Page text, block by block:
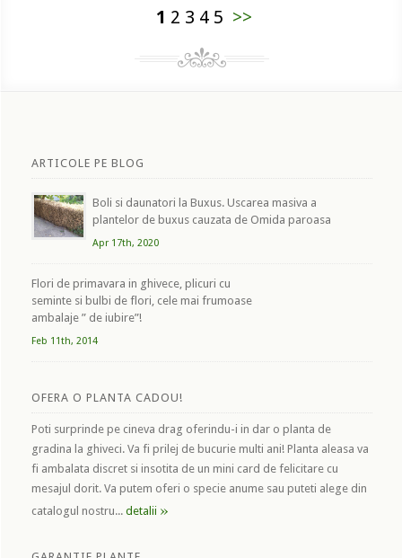
1 2 3 4 5 >>
ARTICOLE PE BLOG
Boli si daunatori la Buxus. Uscarea masiva a
plantelor de buxus cauzata de Omida paroasa
Apr 17th, 2020
Flori de primavara in ghivece, plicuri cu
seminte si bulbi de flori, cele mai frumoase
ambalaje ” de iubire”!
Feb 11th, 2014
OFERA O PLANTA CADOU!
Poti surprinde pe cineva drag oferindu-i in dar o planta de
gradina la ghiveci. Va fi prilej de bucurie multi ani! Planta aleasa va
fi ambalata discret si insotita de un mini card de felicitare cu
mesajul dorit. Va putem oferi o specie anume sau puteti alege din
catalogul nostru... detalii »